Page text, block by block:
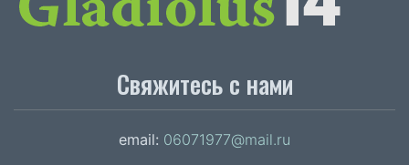
Свяжитесь с нами
email: 06071977@mail.ru